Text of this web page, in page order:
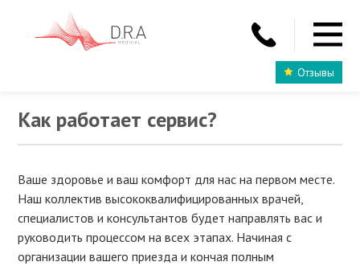
Отзывы
Как работает сервис?
Ваше здоровье и ваш комфорт для нас на первом месте.
Наш коллектив высококвалифицированных врачей,
специалистов и консультантов будет направлять вас и
руководить процессом на всех этапах. Начиная с
организации вашего приезда и кончая полным